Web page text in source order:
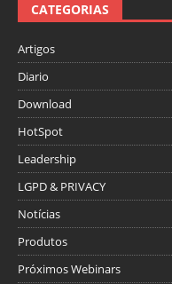
CATEGORIAS
Artigos
Diario
Download
HotSpot
Leadership
LGPD & PRIVACY
Notícias
Produtos
Próximos Webinars